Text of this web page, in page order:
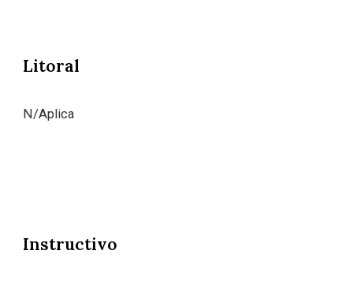
Litoral
N/Aplica
Instructivo